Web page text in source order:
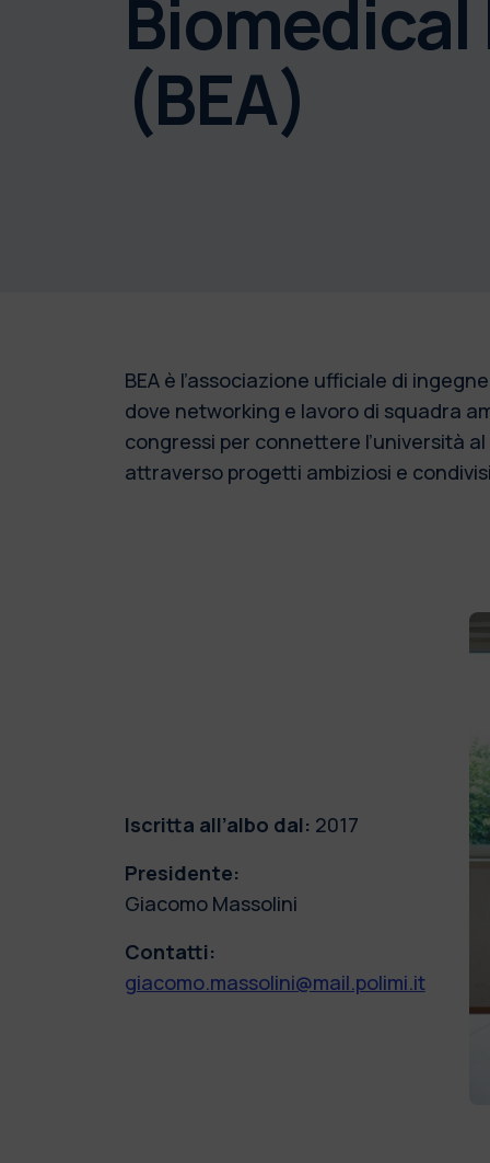
(BEA)
BEA è l’associazione ufficiale di
dove networking e lavoro di squadra
congressi per connettere l’università
attraverso progetti ambiziosi e
Iscritta all’albo dal: 2017
Presidente:
Giacomo Massolini
Contatti:
giacomo.massolini@mail.polimi.it